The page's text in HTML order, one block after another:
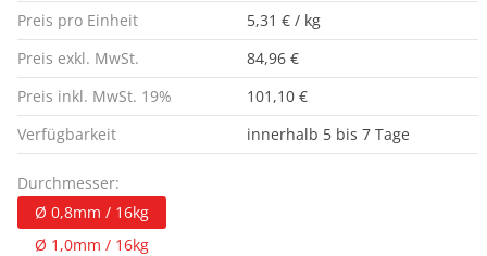
Preis pro Einheit
5,31 € / kg
Preis exkl. MwSt.
84,96 €
Preis inkl. MwSt. 19%
101,10 €
Verfügbarkeit
innerhalb 5 bis 7 Tage
Durchmesser:
Ø 0,8mm / 16kg
Ø 1,0mm / 16kg